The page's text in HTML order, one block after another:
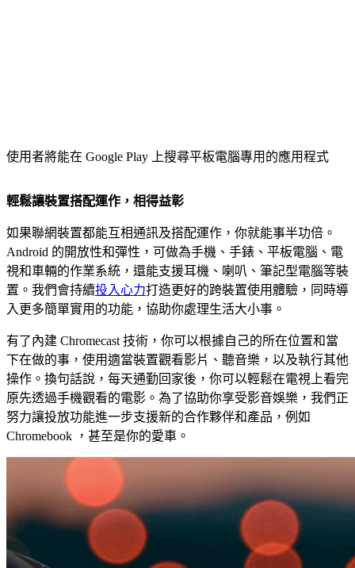
使用者將能在 Google Play 上搜尋平板電腦專用的應用程式
輕鬆讓裝置搭配運作，相得益彰
如果聯網裝置都能互相通訊及搭配運作，你就能事半功倍。
Android 的開放性和彈性，可做為手機、手錶、平板電腦、電
視和車輛的作業系統，還能支援耳機、喇叭、筆記型電腦等裝
置。我們會持續投入心力打造更好的跨裝置使用體驗，同時導
入更多簡單實用的功能，協助你處理生活大小事。
有了內建 Chromecast 技術，你可以根據自己的所在位置和當
下在做的事，使用適當裝置觀看影片、聽音樂，以及執行其他
操作。換句話說，每天通勤回家後，你可以輕鬆在電視上看完
原先透過手機觀看的電影。為了協助你享受影音娛樂，我們正
努力讓投放功能進一步支援新的合作夥伴和產品，例如
Chromebook ，甚至是你的愛車。